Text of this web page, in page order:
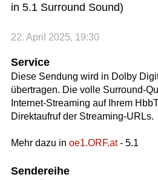
in 5.1 Surround Sound)
22. April 2025, 19:30
Service
Diese Sendung wird in Dolby
übertragen. Die volle Surround-
Internet-Streaming auf Ihrem
Direktaufruf der Streaming-URLs.
Mehr dazu in oe1.ORF.at- 5.1
Sendereihe